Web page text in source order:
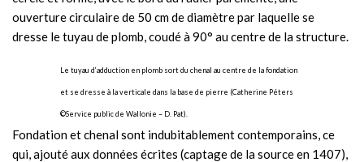
ouverture circulaire de 50 cm de diamètre par laquelle se
dresse le tuyau de plomb, coudé à 90° au centre de la structure.
Le tuyau d’adduction en plomb sort du chenal au centre de la fondation
et se dresse à la verticale dans la base de pierre (Catherine Péters
©Service public de Wallonie – D. Pat).
Fondation et chenal sont indubitablement contemporains, ce
qui, ajouté aux données écrites (captage de la source en 1407),